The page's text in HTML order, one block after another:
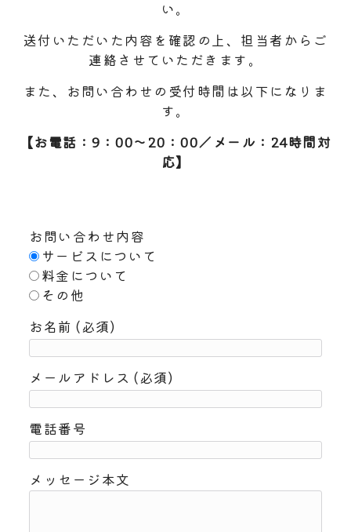
い。
送付いただいた内容を確認の上、担当者からご
連絡させていただきます。
また、お問い合わせの受付時間は以下になりま
す。
【お電話：9：00～20：00／メール：24時間対
応】
お問い合わせ内容
サービスについて
料金について
その他
お名前 (必須)
メールアドレス (必須)
電話番号
メッセージ本文